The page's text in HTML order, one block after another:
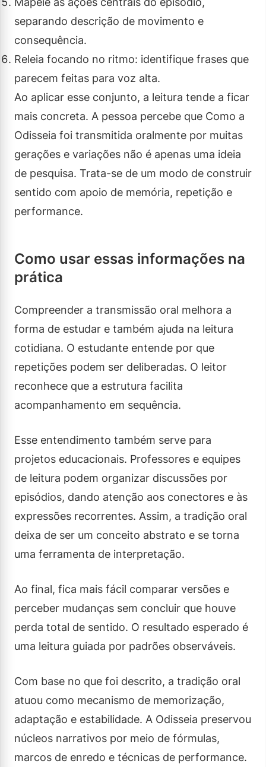
separando descrição de movimento e
consequência.
Releia focando no ritmo: identifique frases que
parecem feitas para voz alta.
Ao aplicar esse conjunto, a leitura tende a ficar
mais concreta. A pessoa percebe que Como a
Odisseia foi transmitida oralmente por muitas
gerações e variações não é apenas uma ideia
de pesquisa. Trata-se de um modo de construir
sentido com apoio de memória, repetição e
performance.
Como usar essas informações na
prática
Compreender a transmissão oral melhora a
forma de estudar e também ajuda na leitura
cotidiana. O estudante entende por que
repetições podem ser deliberadas. O leitor
reconhece que a estrutura facilita
acompanhamento em sequência.
Esse entendimento também serve para
projetos educacionais. Professores e equipes
de leitura podem organizar discussões por
episódios, dando atenção aos conectores e às
expressões recorrentes. Assim, a tradição oral
deixa de ser um conceito abstrato e se torna
uma ferramenta de interpretação.
Ao final, fica mais fácil comparar versões e
perceber mudanças sem concluir que houve
perda total de sentido. O resultado esperado é
uma leitura guiada por padrões observáveis.
Com base no que foi descrito, a tradição oral
atuou como mecanismo de memorização,
adaptação e estabilidade. A Odisseia preservou
núcleos narrativos por meio de fórmulas,
marcos de enredo e técnicas de performance.